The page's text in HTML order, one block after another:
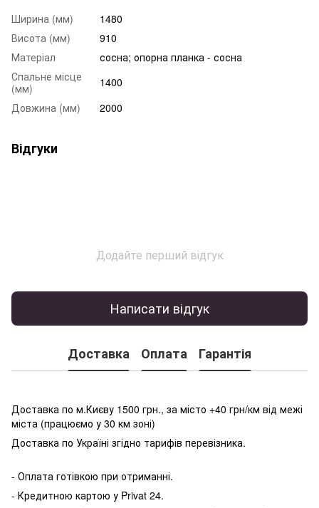
Ширина (мм)
1480
Висота (мм)
910
Матеріал
сосна; опорна планка - сосна
Спальне місце
(мм)
1400
Довжина (мм)
2000
Відгуки
Додайте перший відгук
Написати відгук
Доставка Оплата Гарантія
Доставка по м.Києву 1500 грн., за місто +40 грн/км від межі
міста (працюємо у 30 км зоні)
Доставка по Україні згідно тарифів перевізника.
- Оплата готівкою при отриманні.
- Кредитною картою у Privat 24.